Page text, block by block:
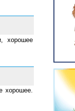
хорошее
хорошее.